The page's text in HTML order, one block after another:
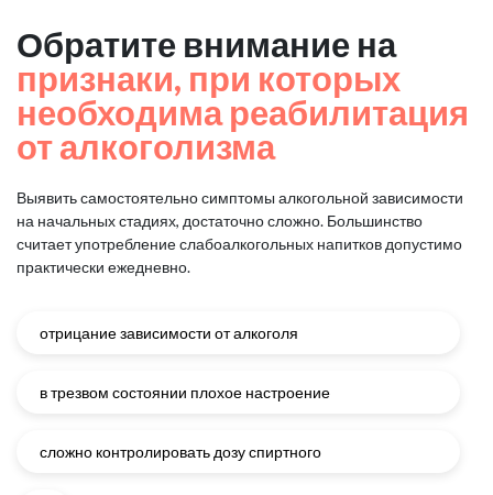
Обратите внимание на
признаки, при которых
необходима реабилитация
от алкоголизма
Выявить самостоятельно симптомы алкогольной зависимости
на начальных стадиях, достаточно сложно. Большинство
считает употребление слабоалкогольных напитков допустимо
практически ежедневно.
отрицание зависимости от алкоголя
в трезвом состоянии плохое настроение
сложно контролировать дозу спиртного